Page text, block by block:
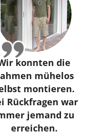
konnten die
mühelos
montieren.
Rückfragen war
jemand zu
erreichen.